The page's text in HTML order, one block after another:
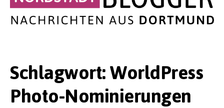
Schlagwort:WorldPress
Photo-Nominierungen